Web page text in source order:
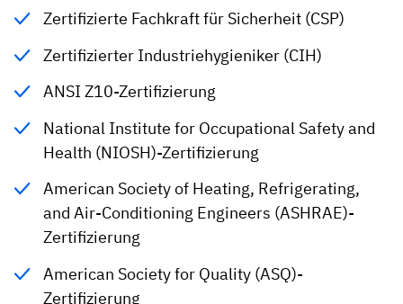
Zertifizierte Fachkraft für Sicherheit (CSP)
Zertifizierter Industriehygieniker (CIH)
ANSI Z10-Zertifizierung
National Institute for Occupational Safety and
Health (NIOSH)-Zertifizierung
American Society of Heating, Refrigerating,
and Air-Conditioning Engineers (ASHRAE)-
Zertifizierung
American Society for Quality (ASQ)-
Zertifizierung